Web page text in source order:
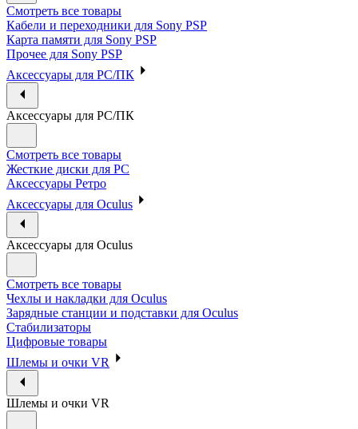
Смотреть все товары
Кабели и переходники для Sony PSP
Карта памяти для Sony PSP
Прочее для Sony PSP
Аксессуары для PC/ПК
Аксессуары для PC/ПК
Смотреть все товары
Жесткие диски для PC
Аксессуары Ретро
Аксессуары для Oculus
Аксессуары для Oculus
Смотреть все товары
Чехлы и накладки для Oculus
Зарядные станции и подставки для Oculus
Стабилизаторы
Цифровые товары
Шлемы и очки VR
Шлемы и очки VR